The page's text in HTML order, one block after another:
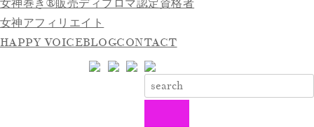
女神巻き®販売ディプロマ認定資格者
女神アフィリエイト
HAPPY VOICEBLOGCONTACT